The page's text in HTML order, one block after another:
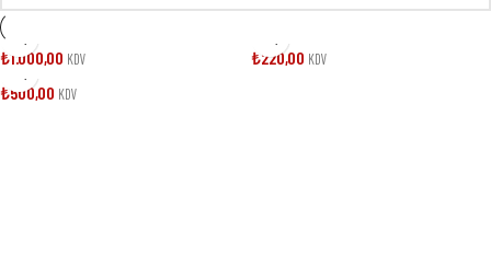
Damla Sakızlı Höşmerim 1000g
₺1.000,00 KDV ₺220,00 KDV
₺500,00 KDV